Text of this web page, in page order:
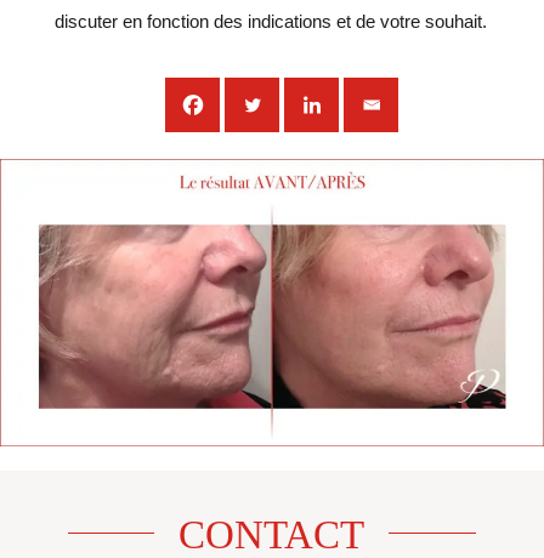
discuter en fonction des indications et de votre souhait.
CONTACT